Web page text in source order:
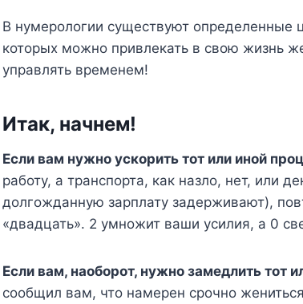
В нумерологии существуют
которых можно привлекать в свою жизнь
управлять временем!
Итак, начнем!
Если вам нужно ускорить тот или иной
работу, а транспорта, как назло, нет, или
долгожданную зарплату задерживают),
«двадцать». 2 умножит ваши усилия, а 0
Если вам, наоборот, нужно замедлить тот
сообщил вам, что намерен срочно